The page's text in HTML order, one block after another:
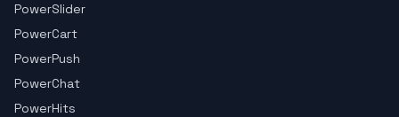
PowerSlider
PowerCart
PowerPush
PowerChat
PowerHits